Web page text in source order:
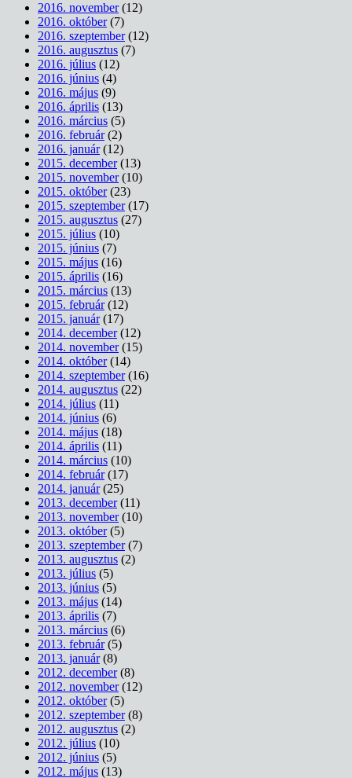
2016. november(12)
2016. október(7)
2016. szeptember(12)
2016. augusztus (7)
2016. július (12)
2016. június (4)
2016. május (9)
2016. április (13)
2016. március (5)
2016. február(2)
2016. január(12)
2015. december(13)
2015. november(10)
2015. október(23)
2015. szeptember(17)
2015. augusztus (27)
2015. július (10)
2015. június (7)
2015. május (16)
2015. április (16)
2015. március (13)
2015. február(12)
2015. január(17)
2014. december(12)
2014. november(15)
2014. október(14)
2014. szeptember(16)
2014. augusztus (22)
2014. július (11)
2014. június (6)
2014. május (18)
2014. április (11)
2014. március (10)
2014. február(17)
2014. január(25)
2013. december(11)
2013. november(10)
2013. október(5)
2013. szeptember(7)
2013. augusztus (2)
2013. július (5)
2013. június (5)
2013. május (14)
2013. április (7)
2013. március (6)
2013. február(5)
2013. január(8)
2012. december(8)
2012. november(12)
2012. október(5)
2012. szeptember(8)
2012. augusztus (2)
2012. július (10)
2012. június (5)
2012. május (13)